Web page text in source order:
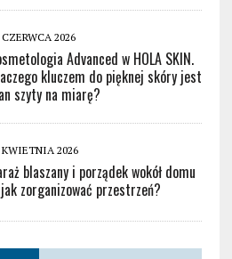
CZERWCA 2026
Advanced w HOLA SKIN.
kluczem do pięknej skóry jest
szyty na miarę?
KWIETNIA 2026
blaszany i porządek wokół domu
zorganizować przestrzeń?